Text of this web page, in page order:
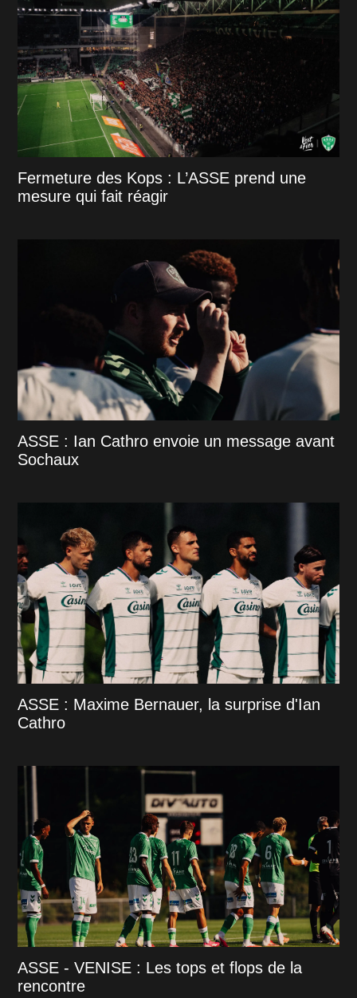
Fermeture des Kops : L’ASSE prend une
mesure qui fait réagir
ASSE : Ian Cathro envoie un message avant
Sochaux
ASSE : Maxime Bernauer, la surprise d'Ian
Cathro
ASSE - VENISE : Les tops et flops de la
rencontre